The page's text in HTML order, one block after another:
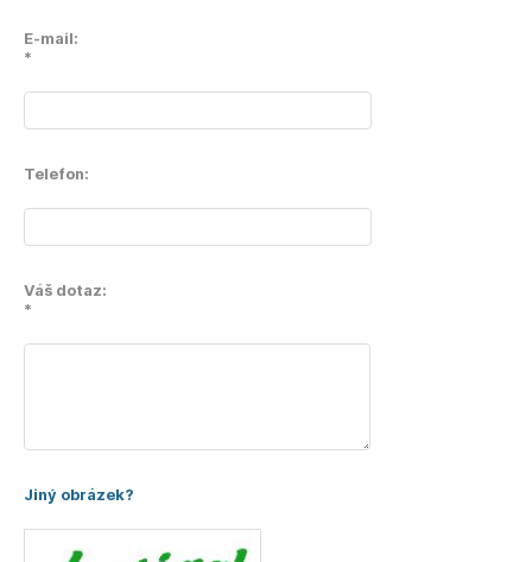
E-mail:
*
Telefon:
Váš dotaz:
*
Jiný obrázek?